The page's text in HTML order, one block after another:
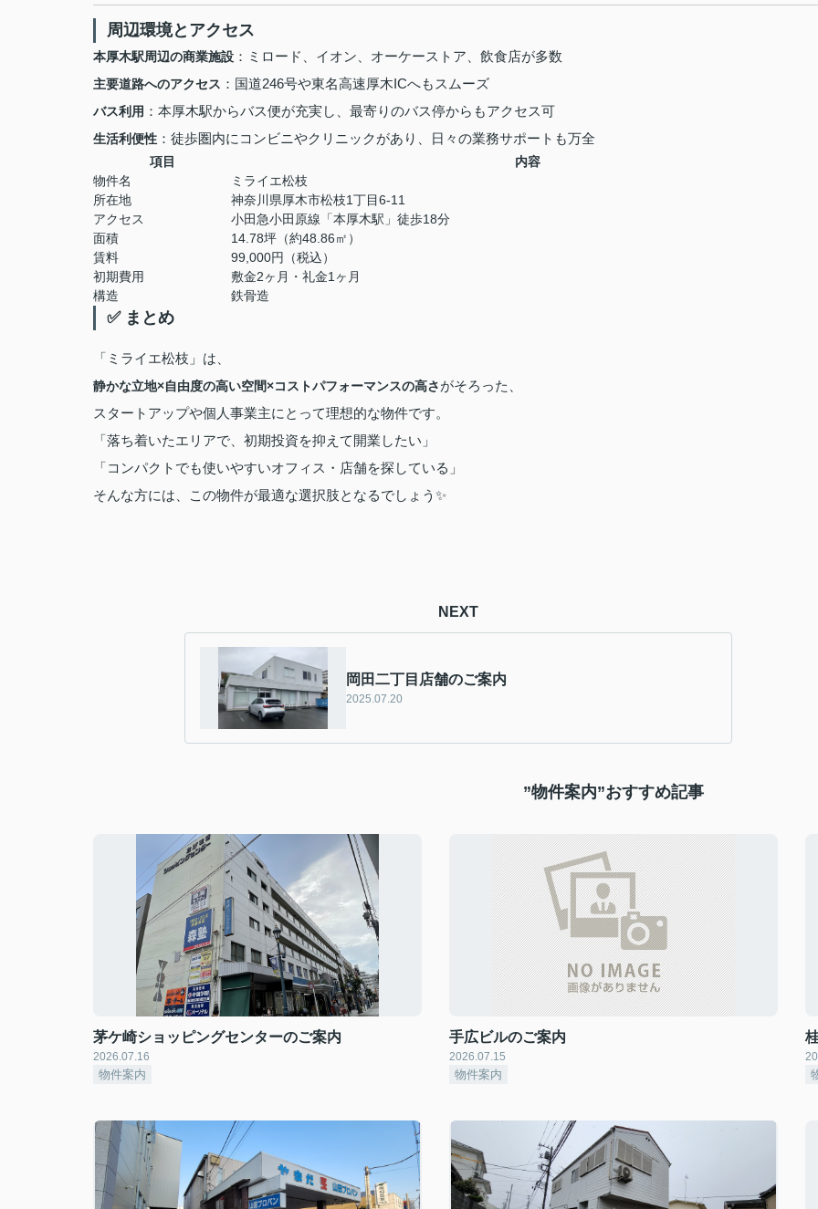
周辺環境とアクセス
本厚木駅周辺の商業施設 ：ミロード、イオン、オーケーストア、飲食店が多数
主要道路へのアクセス ：国道246号や東名高速厚木ICへもスムーズ
バス利用 ：本厚木駅からバス便が充実し、最寄りのバス停からもアクセス可
生活利便性 ：徒歩圏内にコンビニやクリニックがあり、日々の業務サポートも万全
項目
内容
物件名
ミライエ松枝
所在地
神奈川県厚木市松枝1丁目6-11
アクセス
小田急小田原線「本厚木駅」徒歩18分
面積
14.78坪（約48.86㎡）
賃料
99,000円（税込）
初期費用
敷金2ヶ月・礼金1ヶ月
構造
鉄骨造
✅ まとめ
「ミライエ松枝」は、
静かな立地×自由度の高い空間×コストパフォーマンスの高さがそろった、
スタートアップや個人事業主にとって理想的な物件です。
「落ち着いたエリアで、初期投資を抑えて開業したい」
「コンパクトでも使いやすいオフィス・店舗を探している」
そんな方には、この物件が最適な選択肢となるでしょう✨
NEXT
岡田二丁目店舗のご案内
2025.07.20
”物件案内”おすすめ記事
茅ケ崎ショッピングセンターのご案内
2026.07.16
物件案内
手広ビルのご案内
2026.07.15
物件案内